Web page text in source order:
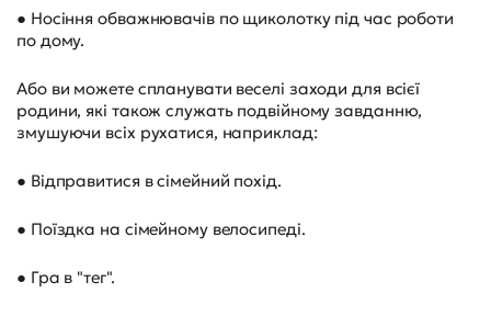
● Носіння обважнювачів по щиколотку під час роботи
по дому.
Або ви можете спланувати веселі заходи для всієї
родини, які також служать подвійному завданню,
змушуючи всіх рухатися, наприклад:
● Відправитися в сімейний похід.
● Поїздка на сімейному велосипеді.
● Гра в "тег".